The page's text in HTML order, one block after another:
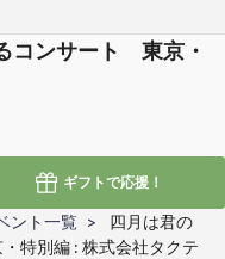
コンサート 東京・
ギフトで応援！
ント一覧
四月は君の
特別編 : 株式会社タクテ